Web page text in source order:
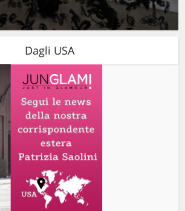
Dagli USA